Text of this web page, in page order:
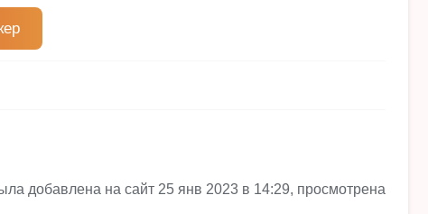
добавлена на сайт 25 янв 2023 в 14:29, просмотрена